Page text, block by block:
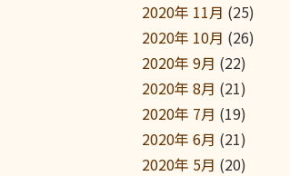
2020年 11月 (25)
2020年 10月 (26)
2020年 9月 (22)
2020年 8月 (21)
2020年 7月 (19)
2020年 6月 (21)
2020年 5月 (20)